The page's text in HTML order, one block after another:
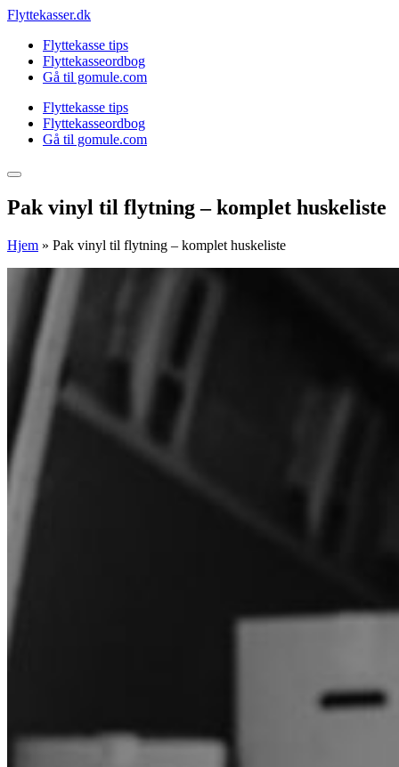
Skip
content
Flyttekasser.dk
Flyttekasse tips
Flyttekasseordbog
Gå til gomule.com
Flyttekasse tips
Flyttekasseordbog
Gå til gomule.com
Pak vinyl til flytning – komplet huskeliste
Hjem » Pak vinyl til flytning – komplet huskeliste